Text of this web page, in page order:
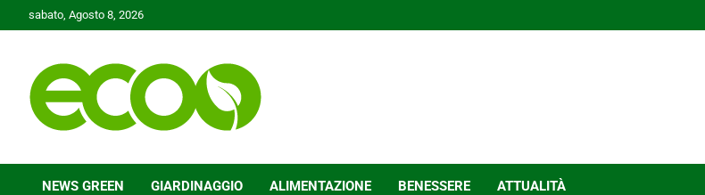
to
sabato, Agosto 8, 2026
Ecoo.it
NEWS GREEN GIARDINAGGIO ALIMENTAZIONE BENESSERE ATTUALITÀ